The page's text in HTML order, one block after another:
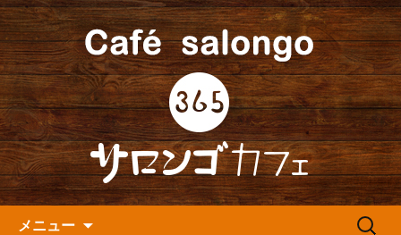
人形町の『365(サロンゴ)カフ
ェ』よりお知らせ
人形町の音楽カフェ『365カフェ』より
最新情報をお届けします。
メニュー
検